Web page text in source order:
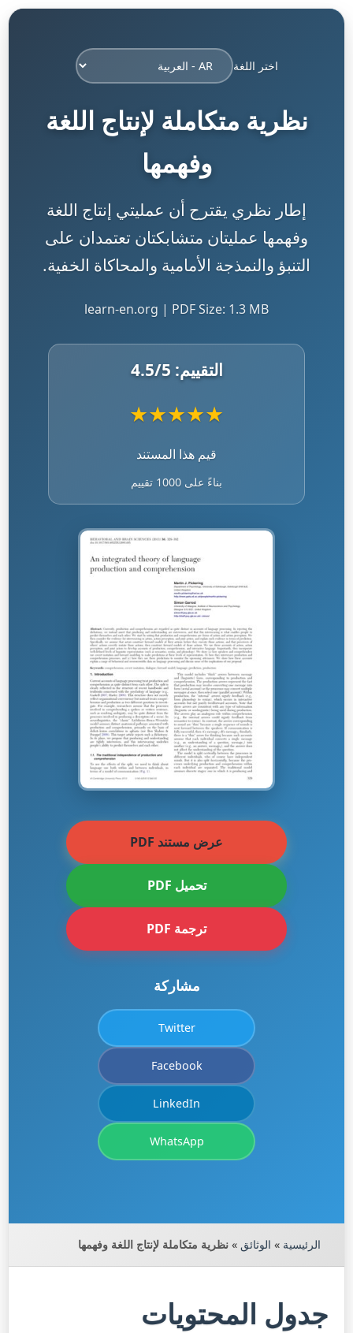
اختر اللغة
نظرية متكاملة لإنتاج اللغة
وفهمها
إطار نظري يقترح أن عمليتي إنتاج اللغة
وفهمها عمليتان متشابكتان تعتمدان على
التنبؤ والنمذجة الأمامية والمحاكاة الخفية.
learn-en.org | PDF Size: 1.3 MB
التقييم: 4.5/5
★
★
★
★
★
قيم هذا المستند
بناءً على 1000 تقييم
عرض مستند PDF
تحميل PDF
ترجمة PDF
مشاركة
Twitter
Facebook
LinkedIn
WhatsApp
الرئيسية » الوثائق » نظرية متكاملة لإنتاج اللغة وفهمها
جدول المحتويات